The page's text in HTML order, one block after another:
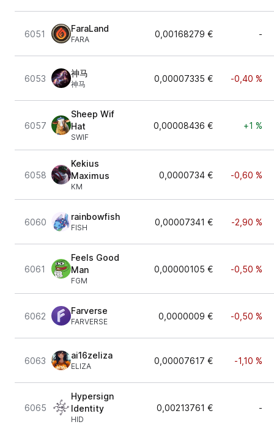
6051
FaraLand
FARA
0,00168279 € -
6053
神马
神马
0,00007335 € -0,40 %
6057
Sheep Wif
Hat
SWIF
0,00008436 € +1 %
6058
Kekius
Maximus
KM
0,0000734 € -0,60 %
6060
rainbowfish
FISH
0,00007341 € -2,90 %
6061
Feels Good
Man
FGM
0,00000105 € -0,50 %
6062
Farverse
FARVERSE
0,0000009 € -0,50 %
6063
ai16zeliza
ELIZA
0,00007617 € -1,10 %
6065
Hypersign
Identity
HID
0,00213761 € -